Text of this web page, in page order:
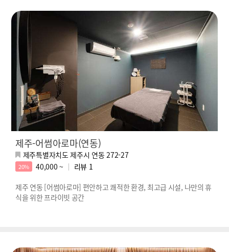
제주-어썸아로마(연동)
제주특별자치도 제주시 연동 272-27
20% 40,000 ~ 리뷰 1
제주 연동 [어썸아로마] 편안하고 쾌적한 환경, 최고급 시설, 나만의 휴
식을 위한 프라이빗 공간